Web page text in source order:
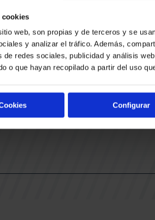
cookies
web, son propias y de terceros y se
y analizar el tráfico. Además,
de redes sociales, publicidad y análisis
o que hayan recopilado a partir del uso
Configurar
SASKI